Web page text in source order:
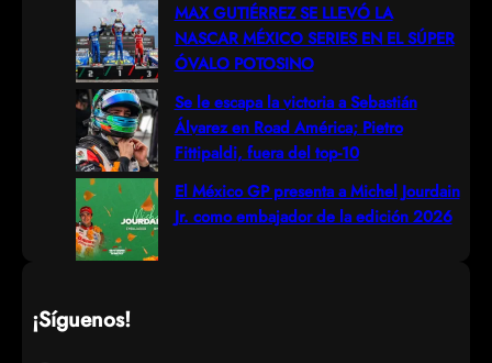
MAX GUTIÉRREZ SE LLEVÓ LA
NASCAR MÉXICO SERIES EN EL SÚPER
ÓVALO POTOSINO
Se le escapa la victoria a Sebastián
Álvarez en Road América; Pietro
Fittipaldi, fuera del top-10
El México GP presenta a Michel Jourdain
Jr. como embajador de la edición 2026
¡Síguenos!